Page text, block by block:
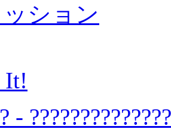
ション
It!
-